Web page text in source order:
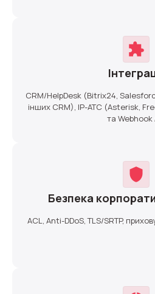
CRM/HelpDesk (Bitrix24,
інших CRM), IP-АТС (Asterisk,
та Webhook
Безпека
ACL, Anti-DDoS, TLS/SRTP,